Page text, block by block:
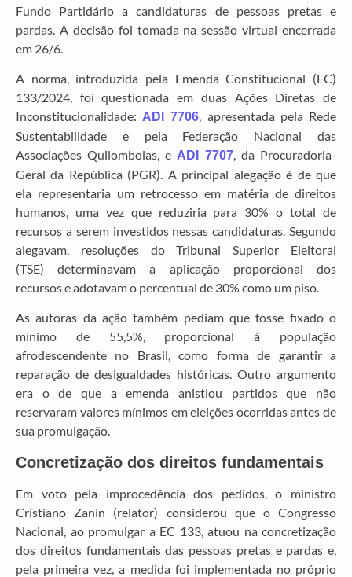
Fundo Partidário a candidaturas de pessoas pretas e
pardas. A decisão foi tomada na sessão virtual encerrada
em 26/6.
A norma, introduzida pela Emenda Constitucional (EC)
133/2024, foi questionada em duas Ações Diretas de
Inconstitucionalidade: ADI 7706, apresentada pela Rede
Sustentabilidade e pela Federação Nacional das
Associações Quilombolas, e ADI 7707, da Procuradoria-
Geral da República (PGR). A principal alegação é de que
ela representaria um retrocesso em matéria de direitos
humanos, uma vez que reduziria para 30% o total de
recursos a serem investidos nessas candidaturas. Segundo
alegavam, resoluções do Tribunal Superior Eleitoral
(TSE) determinavam a aplicação proporcional dos
recursos e adotavam o percentual de 30% como um piso.
As autoras da ação também pediam que fosse fixado o
mínimo de 55,5%, proporcional à população
afrodescendente no Brasil, como forma de garantir a
reparação de desigualdades históricas. Outro argumento
era o de que a emenda anistiou partidos que não
reservaram valores mínimos em eleições ocorridas antes de
sua promulgação.
Concretização dos direitos fundamentais
Em voto pela improcedência dos pedidos, o ministro
Cristiano Zanin (relator) considerou que o Congresso
Nacional, ao promulgar a EC 133, atuou na concretização
dos direitos fundamentais das pessoas pretas e pardas e,
pela primeira vez, a medida foi implementada no próprio